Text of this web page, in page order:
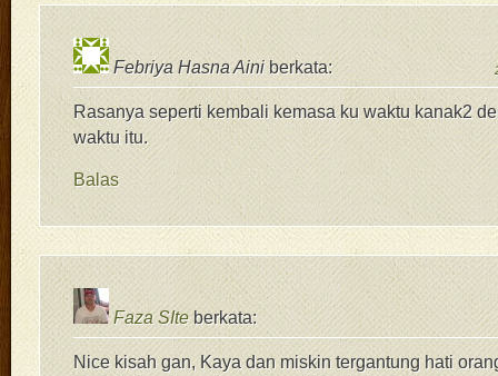
Febriya Hasna Aini berkata:
Rasanya seperti kembali kemasa ku waktu kanak2
waktu itu.
Balas
Faza SIte berkata:
Nice kisah gan, Kaya dan miskin tergantung hati